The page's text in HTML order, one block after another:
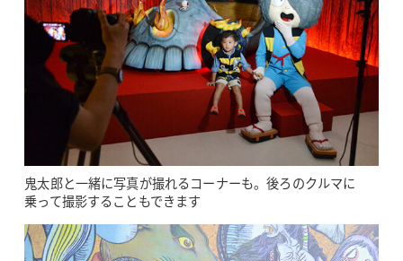
鬼太郎と一緒に写真が撮れるコーナーも。後ろのクルマに
乗って撮影することもできます